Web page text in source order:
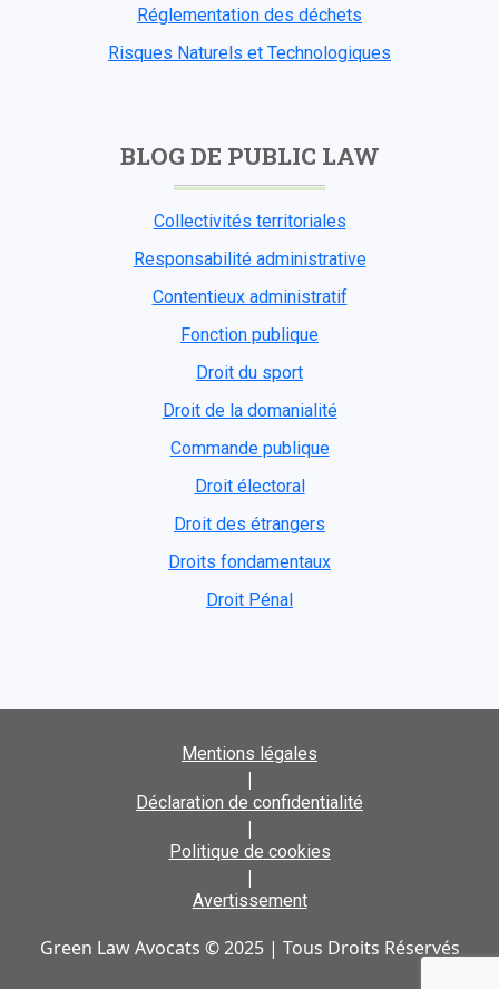
Réglementation des déchets
Risques Naturels et Technologiques
BLOG DE PUBLIC LAW
Collectivités territoriales
Responsabilité administrative
Contentieux administratif
Fonction publique
Droit du sport
Droit de la domanialité
Commande publique
Droit électoral
Droit des étrangers
Droits fondamentaux
Droit Pénal
Mentions légales
|
Déclaration de confidentialité
|
Politique de cookies
|
Avertissement
Green Law Avocats © 2025 | Tous Droits Réservés